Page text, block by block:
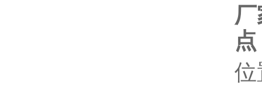
位